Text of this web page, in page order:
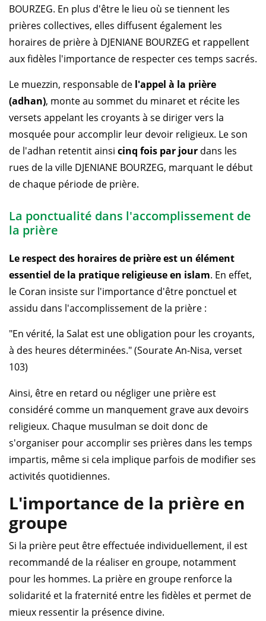
BOURZEG. En plus d'être le lieu où se tiennent les
prières collectives, elles diffusent également les
horaires de prière à DJENIANE BOURZEG et rappellent
aux fidèles l'importance de respecter ces temps sacrés.
Le muezzin, responsable de l'appel à la prière
(adhan), monte au sommet du minaret et récite les
versets appelant les croyants à se diriger vers la
mosquée pour accomplir leur devoir religieux. Le son
de l'adhan retentit ainsi cinq fois par jour dans les
rues de la ville DJENIANE BOURZEG, marquant le début
de chaque période de prière.
La ponctualité dans l'accomplissement de
la prière
Le respect des horaires de prière est un élément
essentiel de la pratique religieuse en islam. En effet,
le Coran insiste sur l'importance d'être ponctuel et
assidu dans l'accomplissement de la prière :
"En vérité, la Salat est une obligation pour les croyants,
à des heures déterminées." (Sourate An-Nisa, verset
103)
Ainsi, être en retard ou négliger une prière est
considéré comme un manquement grave aux devoirs
religieux. Chaque musulman se doit donc de
s'organiser pour accomplir ses prières dans les temps
impartis, même si cela implique parfois de modifier ses
activités quotidiennes.
L'importance de la prière en
groupe
Si la prière peut être effectuée individuellement, il est
recommandé de la réaliser en groupe, notamment
pour les hommes. La prière en groupe renforce la
solidarité et la fraternité entre les fidèles et permet de
mieux ressentir la présence divine.